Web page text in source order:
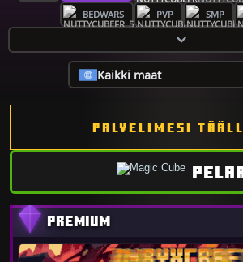
BEDWARS PVP SMP
Kaikki maat
PALVELIMESI